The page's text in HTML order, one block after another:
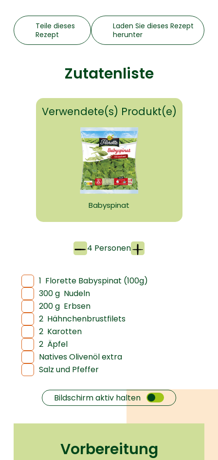
Teile dieses
Rezept
Laden Sie dieses Rezept
herunter
Zutatenliste
Verwendete(s) Produkt(e)
Babyspinat
4 Personen
1 Florette Babyspinat (100g)
300 g Nudeln
200 g Erbsen
2 Hähnchenbrustfilets
2 Karotten
2 Äpfel
Natives Olivenöl extra
Salz und Pfeffer
Bildschirm aktiv halten
Vorbereitung